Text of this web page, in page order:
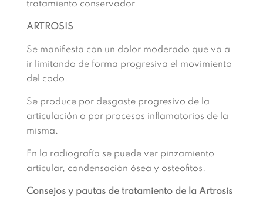
tratamiento conservador.
ARTROSIS
Se manifiesta con un dolor moderado que va a
ir limitando de forma progresiva el movimiento
del codo.
Se produce por desgaste progresivo de la
articulación o por procesos inflamatorios de la
misma.
En la radiografía se puede ver pinzamiento
articular, condensación ósea y osteofitos.
Consejos y pautas de tratamiento de la Artrosis